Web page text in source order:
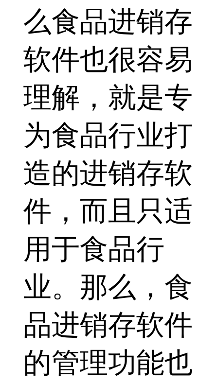
么食品进销存
软件也很容易
理解，就是专
为食品行业打
造的进销存软
件，而且只适
用于食品行
业。那么，食
品进销存软件
的管理功能也